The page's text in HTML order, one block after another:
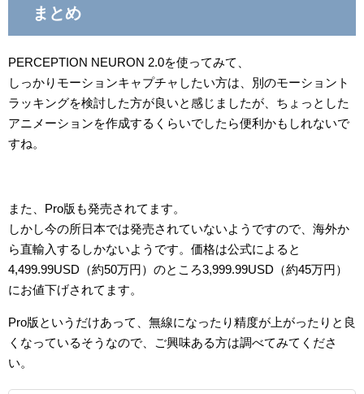
まとめ
PERCEPTION NEURON 2.0を使ってみて、
しっかりモーションキャプチャしたい方は、別のモーショント
ラッキングを検討した方が良いと感じましたが、ちょっとした
アニメーションを作成するくらいでしたら便利かもしれないで
すね。
また、Pro版も発売されてます。
しかし今の所日本では発売されていないようですので、海外か
ら直輸入するしかないようです。価格は公式によると
4,499.99USD（約50万円）のところ3,999.99USD（約45万円）
にお値下げされてます。
Pro版というだけあって、無線になったり精度が上がったりと良
くなっているそうなので、ご興味ある方は調べてみてくださ
い。